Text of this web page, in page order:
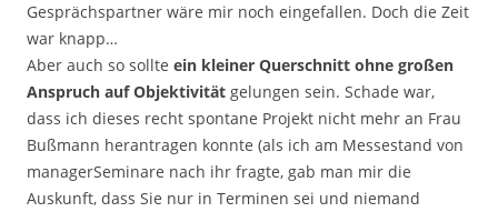
Gesprächspartner wäre mir noch eingefallen. Doch die Zeit
war knapp…
Aber auch so sollte ein kleiner Querschnitt ohne großen
Anspruch auf Objektivität gelungen sein. Schade war,
dass ich dieses recht spontane Projekt nicht mehr an Frau
Bußmann herantragen konnte (als ich am Messestand von
managerSeminare nach ihr fragte, gab man mir die
Auskunft, dass Sie nur in Terminen sei und niemand